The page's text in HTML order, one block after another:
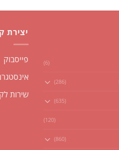
(6)
(286)
(635)
(120)
(860)
יצירת
פייסבוק
שירות לקוחות: